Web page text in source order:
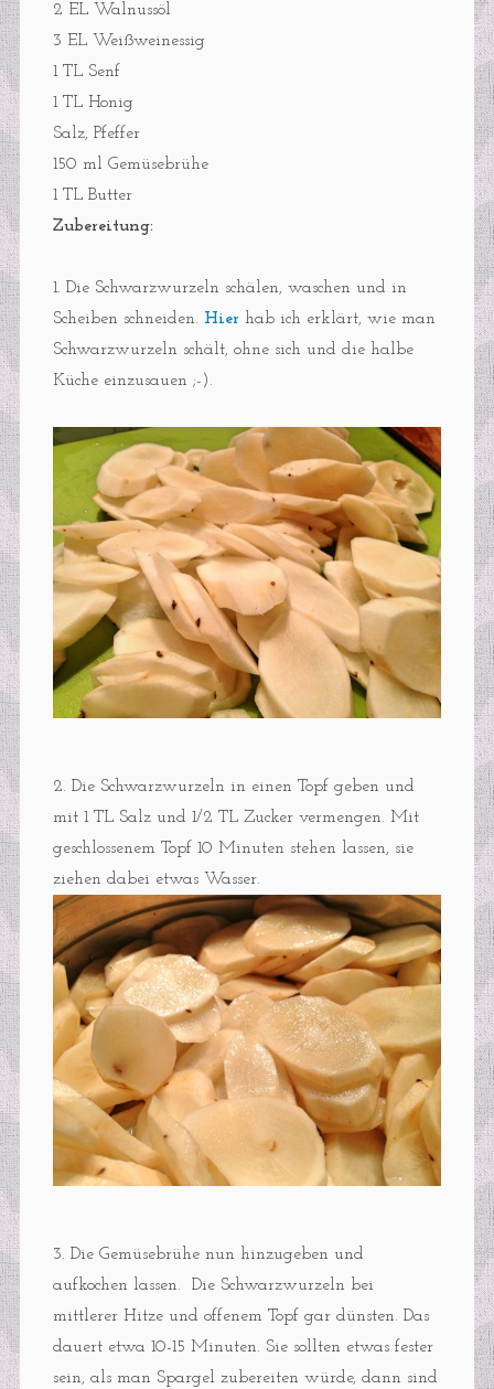
2 EL Walnussöl
3 EL Weißweinessig
1 TL Senf
1 TL Honig
Salz, Pfeffer
150 ml Gemüsebrühe
1 TL Butter
Zubereitung:
1. Die Schwarzwurzeln schälen, waschen und in
Scheiben schneiden. Hier hab ich erklärt, wie man
Schwarzwurzeln schält, ohne sich und die halbe
Küche einzusauen ;-).
2. Die Schwarzwurzeln in einen Topf geben und
mit 1 TL Salz und 1/2 TL Zucker vermengen. Mit
geschlossenem Topf 10 Minuten stehen lassen, sie
ziehen dabei etwas Wasser.
3. Die Gemüsebrühe nun hinzugeben und
aufkochen lassen. Die Schwarzwurzeln bei
mittlerer Hitze und offenem Topf gar dünsten. Das
dauert etwa 10-15 Minuten. Sie sollten etwas fester
sein, als man Spargel zubereiten würde, dann sind